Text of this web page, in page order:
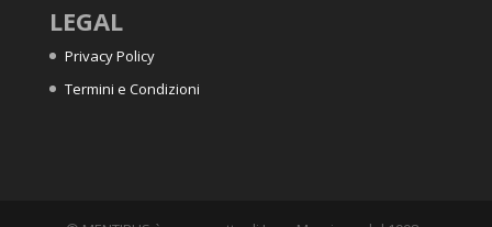
LEGAL
Privacy Policy
Termini e Condizioni